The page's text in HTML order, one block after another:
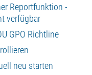
Reportfunktion -
verfügbar
GPO Richtline
neu starten